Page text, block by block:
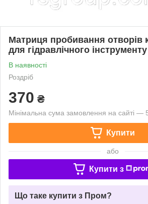
Матриця пробивання отворів
для гідравлічного
В наявності
Роздріб
370 ₴
Мінімальна сума замовлення на сайті —
Купити
або
Купити з
Що таке купити з Пром?